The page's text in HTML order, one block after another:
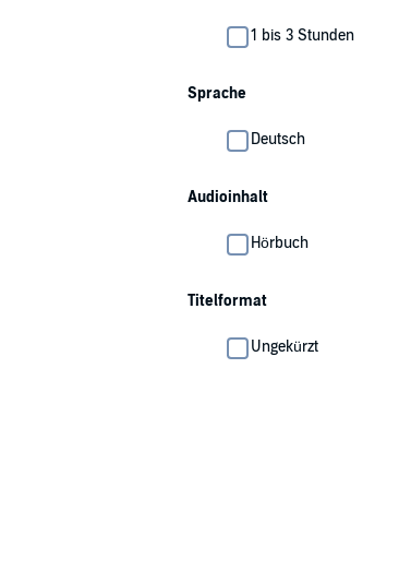
1 bis 3 Stunden
Sprache
Deutsch
Audioinhalt
Hörbuch
Titelformat
Ungekürzt